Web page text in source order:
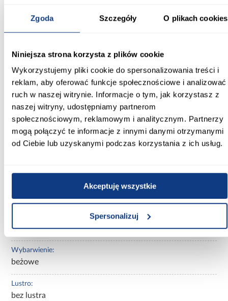
Zgoda Szczegóły O plikach cookies
Niniejsza strona korzysta z plików cookie
Wykorzystujemy pliki cookie do spersonalizowania treści i
reklam, aby oferować funkcje społecznościowe i analizować
ruch w naszej witrynie. Informacje o tym, jak korzystasz z
naszej witryny, udostępniamy partnerom
społecznościowym, reklamowym i analitycznym. Partnerzy
mogą połączyć te informacje z innymi danymi otrzymanymi
od Ciebie lub uzyskanymi podczas korzystania z ich usług.
Akceptuję wszystkie
Spersonalizuj
które łączy nowoczesny wygląd, funkcjonalność oraz
Informacje Transport Informacje o
Szerokość [cm]:
180.00
Głębokość [cm]:
kaszmir
Wybarwienie:
beżowe
Lustro:
bez lustra